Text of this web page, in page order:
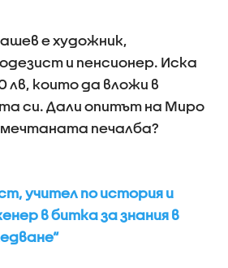
е художник,
и пенсионер. Иска
лв, които да вложи в
си. Дали опитът на Миро
печалба?
учител по история и
в битка за знания в